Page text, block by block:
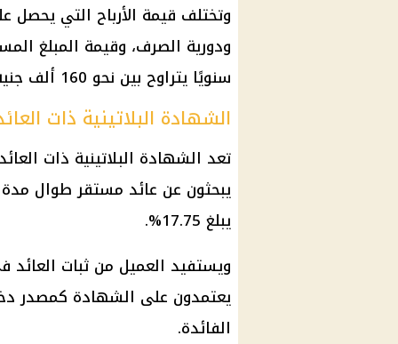
وتختلف قيمة الأرباح التي يحصل
ودورية الصرف، وقيمة المبلغ
سنويًا يتراوح بين نحو 160 ألف جنيه و220 ألف جنيه تقريبًا.
الشهادة البلاتينية ذات
تعد الشهادة البلاتينية ذات
يبلغ 17.75%.
ويستفيد العميل من ثبات
يعتمدون على الشهادة كمصدر
الفائدة.